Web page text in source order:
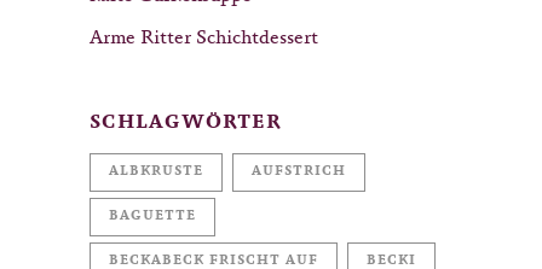
Arme Ritter Schichtdessert
SCHLAGWÖRTER
ALBKRUSTE AUFSTRICH
BAGUETTE
BECKABECK FRISCHT AUF BECKI